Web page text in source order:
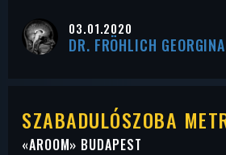
03.01.2020
DR. FRÖHLICH GEORGINA
SZABADULÓSZOBA
«AROOM» BUDAPEST